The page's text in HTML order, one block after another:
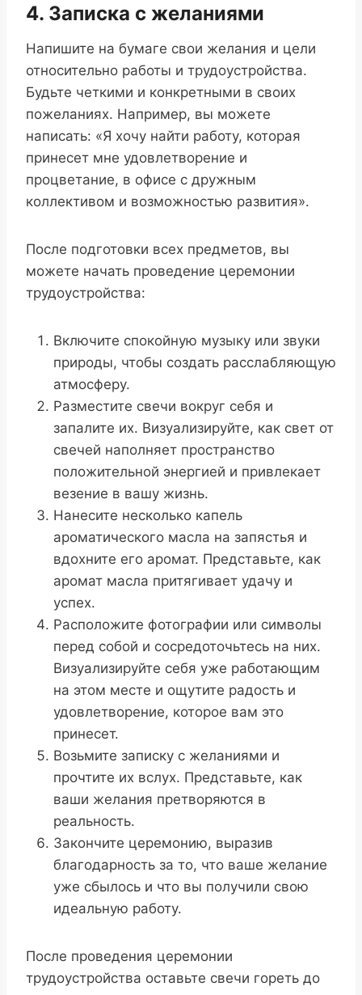
4. Записка с желаниями
Напишите на бумаге свои желания и цели
относительно работы и трудоустройства.
Будьте четкими и конкретными в своих
пожеланиях. Например, вы можете
написать: «Я хочу найти работу, которая
принесет мне удовлетворение и
процветание, в офисе с дружным
коллективом и возможностью развития».
После подготовки всех предметов, вы
можете начать проведение церемонии
трудоустройства:
Включите спокойную музыку или звуки
природы, чтобы создать расслабляющую
атмосферу.
Разместите свечи вокруг себя и
запалите их. Визуализируйте, как свет от
свечей наполняет пространство
положительной энергией и привлекает
везение в вашу жизнь.
Нанесите несколько капель
ароматического масла на запястья и
вдохните его аромат. Представьте, как
аромат масла притягивает удачу и
успех.
Расположите фотографии или символы
перед собой и сосредоточьтесь на них.
Визуализируйте себя уже работающим
на этом месте и ощутите радость и
удовлетворение, которое вам это
принесет.
Возьмите записку с желаниями и
прочтите их вслух. Представьте, как
ваши желания претворяются в
реальность.
Закончите церемонию, выразив
благодарность за то, что ваше желание
уже сбылось и что вы получили свою
идеальную работу.
После проведения церемонии
трудоустройства оставьте свечи гореть до